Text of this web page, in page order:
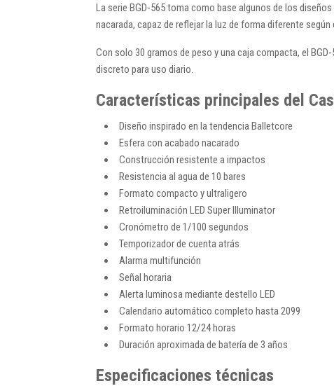
La serie BGD-565 toma como base algunos de los
nacarada, capaz de reflejar la luz de forma diferente
Con solo 30 gramos de peso y una caja compacta, el
discreto para uso diario.
Características principales del
Diseño inspirado en la tendencia Balletcore
Esfera con acabado nacarado
Construcción resistente a impactos
Resistencia al agua de 10 bares
Formato compacto y ultraligero
Retroiluminación LED Super Illuminator
Cronómetro de 1/100 segundos
Temporizador de cuenta atrás
Alarma multifunción
Señal horaria
Alerta luminosa mediante destello LED
Calendario automático completo hasta 2099
Formato horario 12/24 horas
Duración aproximada de batería de 3 años
Especificaciones técnicas